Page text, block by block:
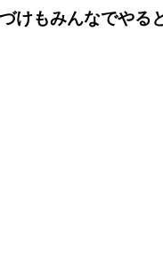
けもみんなでやる